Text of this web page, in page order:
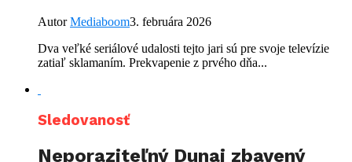
AutorMediaboom3. februára 2026
Dva veľké seriálové udalosti tejto jari sú pre svoje televízie
zatiaľ sklamaním. Prekvapenie z prvého dňa...
Sledovanosť
Neporaziteľný Dunaj zbavený